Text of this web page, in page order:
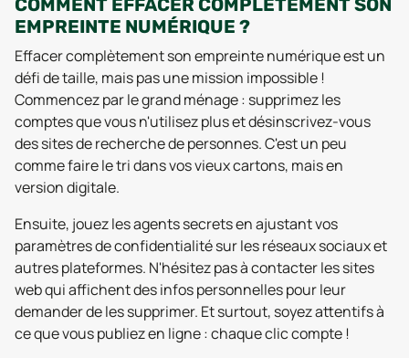
COMMENT EFFACER COMPLÈTEMENT SON
EMPREINTE NUMÉRIQUE ?
Effacer complètement son empreinte numérique est un
défi de taille, mais pas une mission impossible !
Commencez par le grand ménage : supprimez les
comptes que vous n'utilisez plus et désinscrivez-vous
des sites de recherche de personnes. C'est un peu
comme faire le tri dans vos vieux cartons, mais en
version digitale.
Ensuite, jouez les agents secrets en ajustant vos
paramètres de confidentialité sur les réseaux sociaux et
autres plateformes. N'hésitez pas à contacter les sites
web qui affichent des infos personnelles pour leur
demander de les supprimer. Et surtout, soyez attentifs à
ce que vous publiez en ligne : chaque clic compte !